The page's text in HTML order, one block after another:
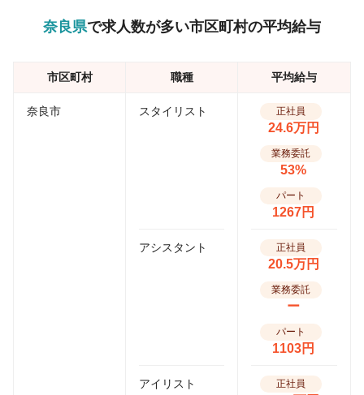
奈良県で求人数が多い市区町村の平均給与
市区町村 職種 平均給与
奈良市 スタイリスト 正社員
24.6万円
業務委託
53%
パート
1267円
アシスタント 正社員
20.5万円
業務委託
ー
パート
1103円
アイリスト 正社員